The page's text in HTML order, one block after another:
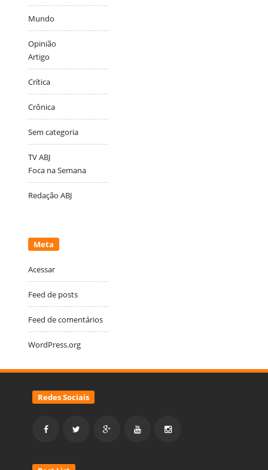
Mundo
Opinião
Artigo
Crítica
Crônica
Sem categoria
TV ABJ
Foca na Semana
Redação ABJ
Meta
Acessar
Feed de posts
Feed de comentários
WordPress.org
Redes Sociais